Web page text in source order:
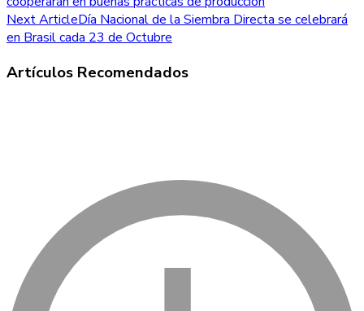
Navigation
Next ArticleDía Nacional de la Siembra Directa se celebrará
en Brasil cada 23 de Octubre
Artículos Recomendados